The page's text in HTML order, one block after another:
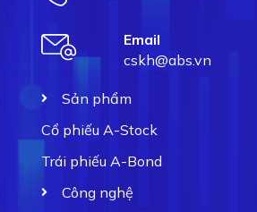
Email
cskh@abs.vn
Sản phẩm
Cổ phiếu A-Stock
Trái phiếu A-Bond
Công nghệ